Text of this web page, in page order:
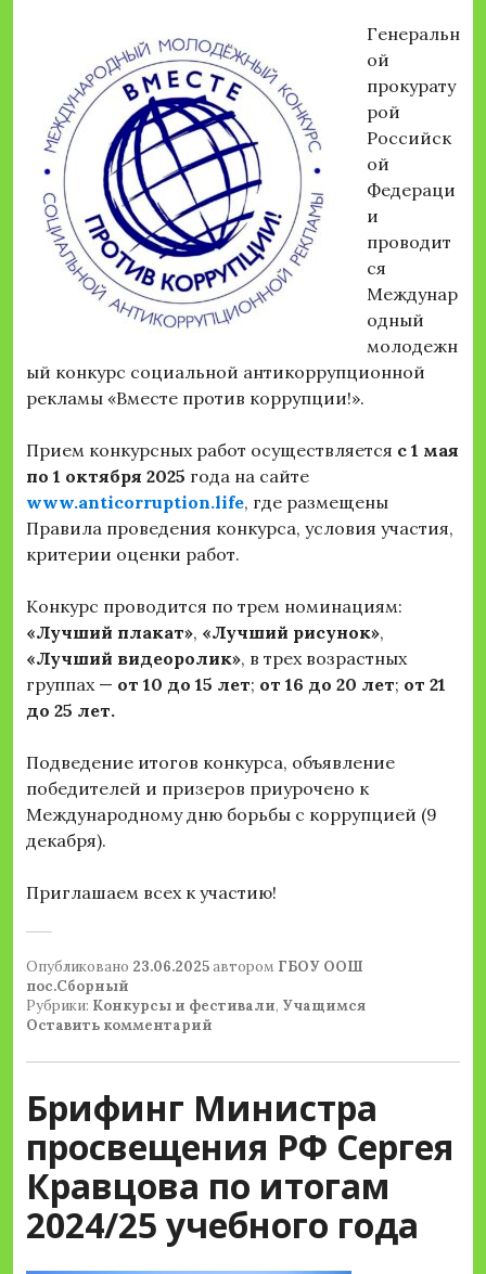
Генеральн
ой
прокурату
рой
Российск
ой
Федераци
и
проводит
ся
Междунар
одный
молодежн
ый конкурс социальной антикоррупционной
рекламы «Вместе против коррупции!».
Прием конкурсных работ осуществляется с 1 мая
по 1 октября 2025 года на сайте
www.anticorruption.life, где размещены
Правила проведения конкурса, условия участия,
критерии оценки работ.
Конкурс проводится по трем номинациям:
«Лучший плакат», «Лучший рисунок»,
«Лучший видеоролик», в трех возрастных
группах — от 10 до 15 лет; от 16 до 20 лет; от 21
до 25 лет.
Подведение итогов конкурса, объявление
победителей и призеров приурочено к
Международному дню борьбы с коррупцией (9
декабря).
Приглашаем всех к участию!
Опубликовано 23.06.2025автором ГБОУ ООШ
пос.Сборный
Рубрики: Конкурсы и фестивали, Учащимся
Оставить комментарий
Брифинг Министра
просвещения РФ Сергея
Кравцова по итогам
2024/25 учебного года